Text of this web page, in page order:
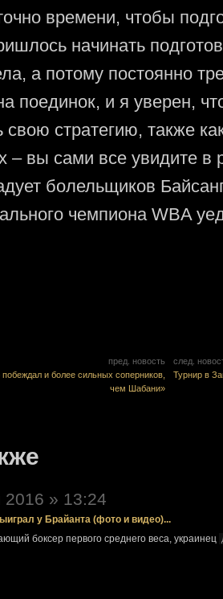
времени, чтобы
начинать
а потому постоянно
поединок, и я уверен,
свою стратегию, также
– вы сами все увидите в
болельщиков
чемпиона WBA
пред. новость
и более сильных соперников,
чем Шабани»
след.
Турнир в
» 13:24
у Брайанта (фото и видео)...
боксер первого среднего веса, украинец